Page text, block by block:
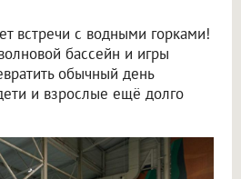
встречи с водными горками!
бассейн и игры
обычный день
и взрослые ещё долго